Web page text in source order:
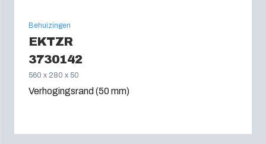
Behuizingen
EKTZR
3730142
560 x 280 x 50
Verhogingsrand (50 mm)